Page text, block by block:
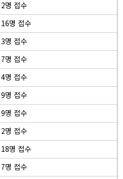
명 접수
명 접수
명 접수
명 접수
명 접수
명 접수
명 접수
명 접수
명 접수
명 접수